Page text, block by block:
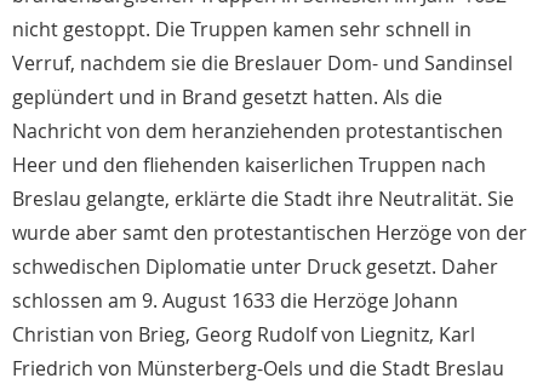
nicht gestoppt. Die Truppen kamen sehr schnell in
Verruf, nachdem sie die Breslauer Dom- und Sandinsel
geplündert und in Brand gesetzt hatten. Als die
Nachricht von dem heranziehenden protestantischen
Heer und den fliehenden kaiserlichen Truppen nach
Breslau gelangte, erklärte die Stadt ihre Neutralität. Sie
wurde aber samt den protestantischen Herzöge von der
schwedischen Diplomatie unter Druck gesetzt. Daher
schlossen am 9. August 1633 die Herzöge Johann
Christian von Brieg, Georg Rudolf von Liegnitz, Karl
Friedrich von Münsterberg-Oels und die Stadt Breslau